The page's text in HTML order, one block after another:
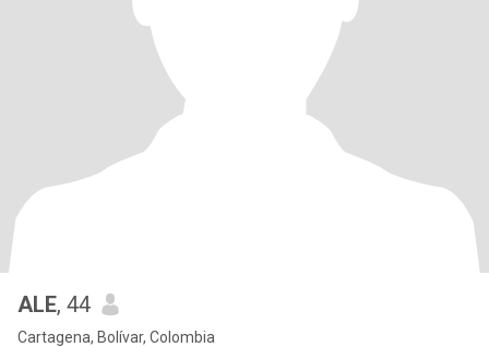
ALE, 44
Cartagena, Bolívar, Colombia